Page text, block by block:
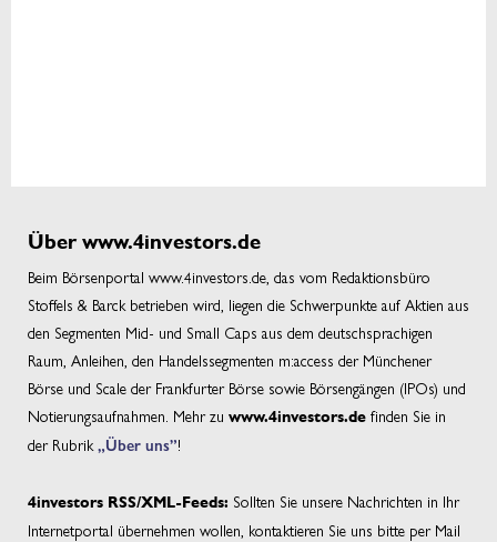
Über www.4investors.de
Beim Börsenportal www.4investors.de, das vom Redaktionsbüro
Stoffels & Barck betrieben wird, liegen die Schwerpunkte auf Aktien aus
den Segmenten Mid- und Small Caps aus dem deutschsprachigen
Raum, Anleihen, den Handelssegmenten m:access der Münchener
Börse und Scale der Frankfurter Börse sowie Börsengängen (IPOs) und
Notierungsaufnahmen. Mehr zu www.4investors.de finden Sie in
der Rubrik „Über uns”!
4investors RSS/XML-Feeds: Sollten Sie unsere Nachrichten in Ihr
Internetportal übernehmen wollen, kontaktieren Sie uns bitte per Mail